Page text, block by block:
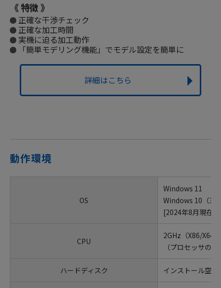
《 特徴 》
正確な干渉チェック
正確な加工時間
実機に迫る加工動作
「簡単モデリング機能」でモデル設定を簡単に
詳細はこちら
動作環境
OS
Windows 11
Windows 10（32
[2024年8月現在]
CPU
2GHz（X86/X64
（プロセッサの
ハードディスク インストール空き